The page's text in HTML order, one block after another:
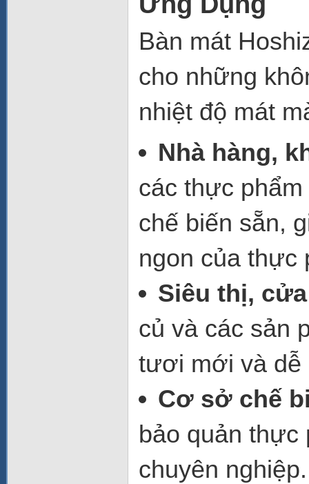
Bàn mát
cho những
nhiệt độ mát
Nhà hàng,
các thực
chế biến sẵn,
ngon của thực
Siêu thị,
củ và các sản
tươi mới và dễ
Cơ sở chế
bảo quản thực
chuyên nghiệp.